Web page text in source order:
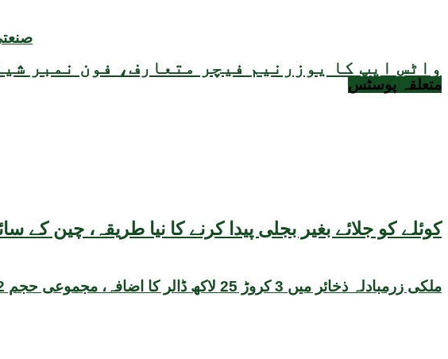
واٹس ایپ کا یوزرنیم فیچر متعارف، فون نمبر
کوئلے کو جلائے بغیر بجلی پیدا کرنے کا نیا طریقہ، چین
متعلقہ پوسٹس
ملکی زرمبادلہ ذخائر میں 3 کروڑ 25 لاکھ ڈالر کا اضافہ، مجموعی حجم 22 ارب 47 کروڑ ڈالر تک پہنچ گیا